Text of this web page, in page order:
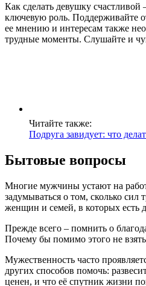
Как сделать девушку
ключевую роль. Поддерживайте
ее мнению и интересам также
трудные моменты. Слушайте и
Читайте также:
Подруга завидует: что
Бытовые вопросы
Многие мужчины устают на
задумываться о том, сколько сил
женщин и семей, в которых есть
Прежде всего – помнить о
Почему бы помимо этого не
Мужественность часто
других способов помочь:
ценен, и что её спутник жизни